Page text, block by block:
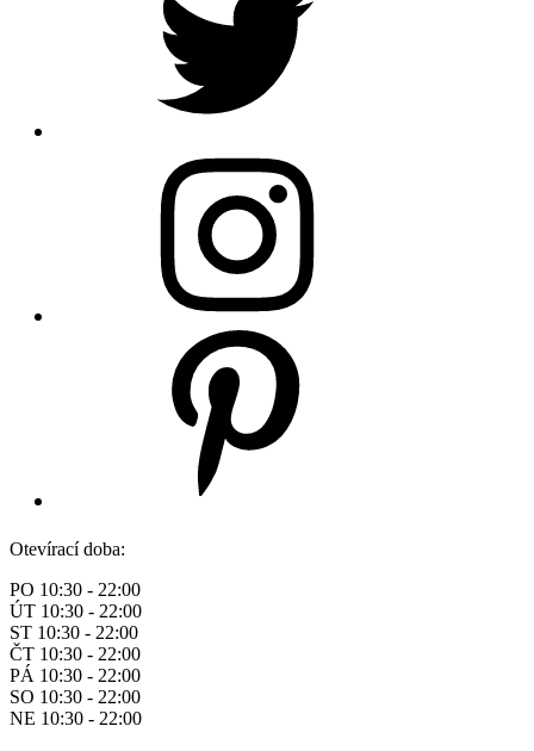
Otevírací doba:
PO 10:30 - 22:00
ÚT 10:30 - 22:00
ST 10:30 - 22:00
ČT 10:30 - 22:00
PÁ 10:30 - 22:00
SO 10:30 - 22:00
NE 10:30 - 22:00